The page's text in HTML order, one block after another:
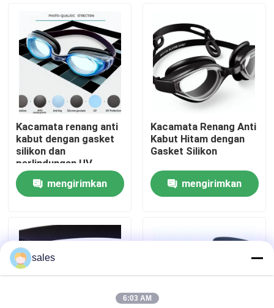
Tentang kami
Tur Pabrik
Hubungi kami
Berita
kasus
Permintaan Penawaran
Anti Fog Kolam Goggles
Kacamata Safety Goggles
Kacamata renang anti
kabut dengan gasket
silikon dan
perlindungan UV
mengirimkan
Kacamata Renang Anti
Kabut Hitam dengan
Gasket Silikon
mengirimkan
sales
6:03 AM